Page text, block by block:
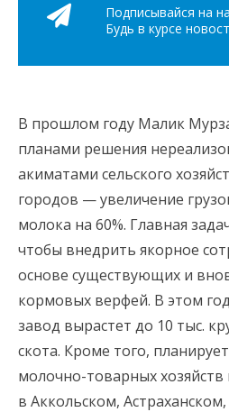
Подписывайся на
Будь в курсе
В прошлом году Малик
планами решения
акиматами сельского
городов — увеличение
молока на 60%. Главная
чтобы внедрить якорное
основе существующих и
кормовых верфей. В этом
завод вырастет до 10 тыс.
скота. Кроме того,
молочно-товарных хозяйств
в Аккольском,